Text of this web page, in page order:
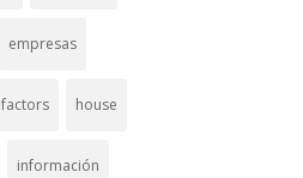
empresas
factors house
información